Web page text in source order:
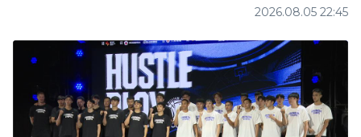
2026.08.05 22:45